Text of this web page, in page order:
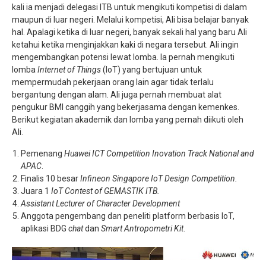
kali ia menjadi delegasi ITB untuk mengikuti kompetisi di dalam
maupun di luar negeri. Melalui kompetisi, Ali bisa belajar banyak
hal. Apalagi ketika di luar negeri, banyak sekali hal yang baru Ali
ketahui ketika menginjakkan kaki di negara tersebut. Ali ingin
mengembangkan potensi lewat lomba. Ia pernah mengikuti
lomba Internet of Things(IoT) yang bertujuan untuk
mempermudah pekerjaan orang lain agar tidak terlalu
bergantung dengan alam. Ali juga pernah membuat alat
pengukur BMI canggih yang bekerjasama dengan kemenkes.
Berikut kegiatan akademik dan lomba yang pernah diikuti oleh
Ali.
Pemenang Huawei ICT Competition Inovation Track National and
APAC
Finalis 10 besarInfineon Singapore IoT Design Competition.
Juara 1 IoT Contest of GEMASTIK ITB.
Assistant Lecturer of Character Development
Anggota pengembang dan peneliti platform berbasis IoT,
aplikasi BDG chatdan Smart Antropometri Kit.